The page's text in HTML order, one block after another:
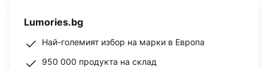
Lumories.bg
Най-големият избор на марки в Европа
950 000 продукта на склад